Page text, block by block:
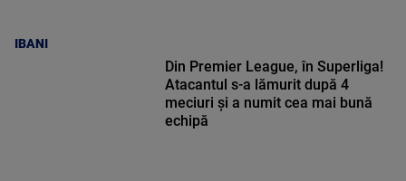
IBANI
Din Premier League, în Superliga!
Atacantul s-a lămurit după 4
meciuri și a numit cea mai bună
echipă